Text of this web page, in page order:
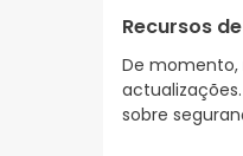
Recursos
De momento,
sobre